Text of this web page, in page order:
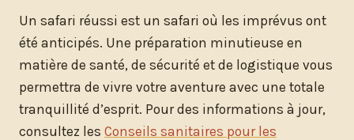
Un safari réussi est un safari où les imprévus ont
été anticipés. Une préparation minutieuse en
matière de santé, de sécurité et de logistique vous
permettra de vivre votre aventure avec une totale
tranquillité d’esprit. Pour des informations à jour,
consultez les Conseils sanitaires pour les